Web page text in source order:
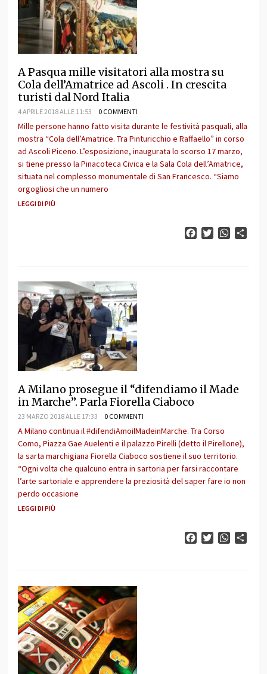
A Pasqua mille visitatori alla mostra su
Cola dell’Amatrice ad Ascoli . In crescita
turisti dal Nord Italia
4 APRILE 2018 ALLE 11:53 0 COMMENTI
Mille persone hanno fatto visita durante le festività pasquali, alla
mostra “Cola dell’Amatrice. Tra Pinturicchio e Raffaello” in corso
ad Ascoli Piceno. L’esposizione, inaugurata lo scorso 17 marzo,
si tiene presso la Pinacoteca Civica e la Sala Cola dell’Amatrice,
situata nel complesso monumentale di San Francesco. “Siamo
orgogliosi che un numero
LEGGI DI PIÙ
FacebookTwitter
A Milano prosegue il “difendiamo il Made
in Marche”. Parla Fiorella Ciaboco
23 MARZO 2018 ALLE 17:33 0 COMMENTI
A Milano continua il #difendiAmoilMadeinMarche. Tra Corso
Como, Piazza Gae Auelenti e il palazzo Pirelli (detto il Pirellone),
la sarta marchigiana Fiorella Ciaboco sostiene il suo territorio.
“Ogni volta che qualcuno entra in sartoria per farsi raccontare
l’arte sartoriale e apprendere la preziosità del saper fare io non
perdo occasione
LEGGI DI PIÙ
FacebookTwitter